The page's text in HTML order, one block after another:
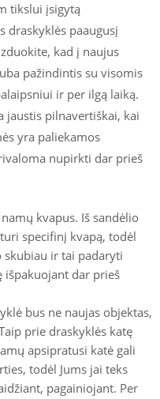
tikslui įsigytą
draskyklės paaugusį
kad į naujus
pažindintis su visomis
ir per ilgą laiką.
jaustis pilnavertiškai, kai
yra paliekamos
nupirkti dar prieš
kvapus. Iš sandėlio
specifinį kvapą, todėl
ir tai padaryti
išpakuojant dar prieš
bus ne naujas objektas,
prie draskyklės katę
apsipratusi katė gali
todėl Jums jai teks
pagainiojant. Per